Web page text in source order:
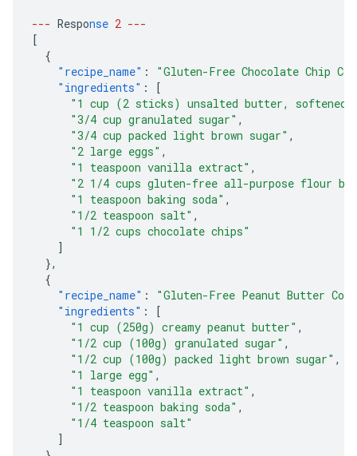
--- Response 2 ---
[
{
"recipe_name" :
"Gluten-Free Chocolate Chip
"ingredients" :
[
"1 cup (2 sticks) unsalted butter, softened"
"3/4 cup granulated sugar" ,
"3/4 cup packed light brown sugar" ,
"2 large eggs" ,
"1 teaspoon vanilla extract" ,
"2 1/4 cups gluten-free all-purpose flour
"1 teaspoon baking soda" ,
"1/2 teaspoon salt" ,
"1 1/2 cups chocolate chips"
]
},
{
"recipe_name" :
"Gluten-Free Peanut Butter
"ingredients" :
[
"1 cup (250g) creamy peanut butter" ,
"1/2 cup (100g) granulated sugar" ,
"1/2 cup (100g) packed light brown sugar" ,
"1 large egg" ,
"1 teaspoon vanilla extract" ,
"1/2 teaspoon baking soda" ,
"1/4 teaspoon salt"
]